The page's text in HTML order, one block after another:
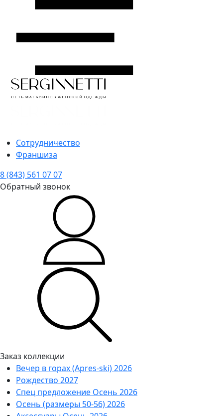
Сотрудничество
Франшиза
8 (843) 561 07 07
Обратный звонок
Заказ коллекции
Вечер в горах (Apres-ski) 2026
Рождество 2027
Спец предложение Осень 2026
Осень (размеры 50-56) 2026